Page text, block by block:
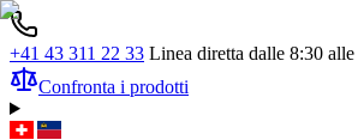
+41 43 311 22 33 Linea diretta dalle 8:30
Confronta i prodotti